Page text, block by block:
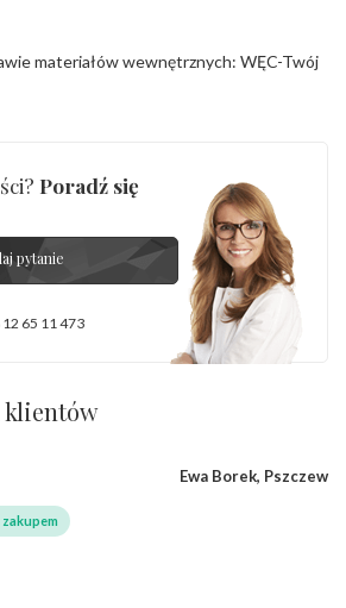
materiałów wewnętrznych: WĘC-Twój
Poradź się
pytanie
65 11 473
klientów
Ewa Borek, Pszczew